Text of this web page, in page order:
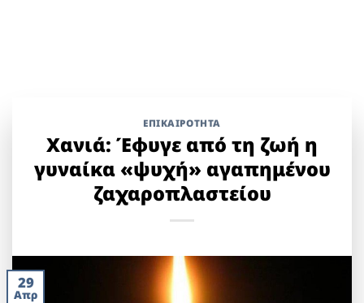
ΕΠΙΚΑΙΡΟΤΗΤΑ
Χανιά: Έφυγε από τη ζωή η
γυναίκα «ψυχή» αγαπημένου
ζαχαροπλαστείου
29
Απρ